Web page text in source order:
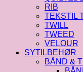
RIB
TEKSTIL
TWILL
TWEED
VELOUR
SYTILBEHØR
BÅND &